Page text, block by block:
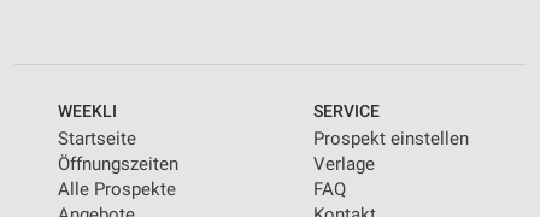
WEEKLI
Startseite
Öffnungszeiten
Alle Prospekte
SERVICE
Prospekt einstellen
Verlage
FAQ